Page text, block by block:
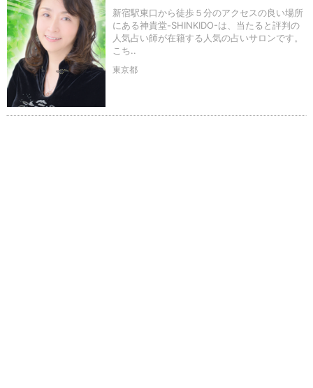
新宿駅東口から徒歩５分のアクセスの良い場所
にある神貴堂-SHINKIDO-は、当たると評判の
人気占い師が在籍する人気の占いサロンです。
こち..
東京都